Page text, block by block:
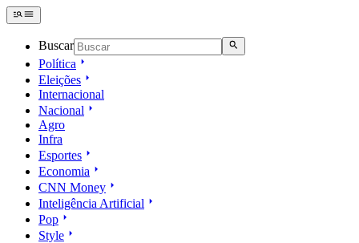
Buscar
Política
Eleições
Internacional
Nacional
Agro
Infra
Esportes
Economia
CNN Money
Inteligência Artificial
Pop
Style